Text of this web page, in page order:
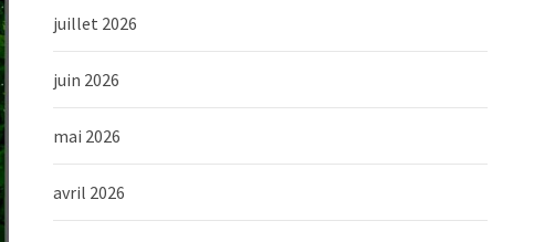
juillet 2026
juin 2026
mai 2026
avril 2026